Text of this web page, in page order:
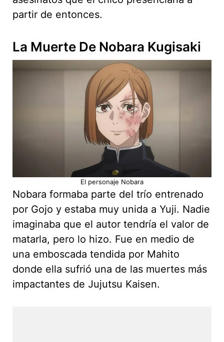
partir de entonces.
La Muerte De Nobara Kugisaki
El personaje Nobara
Nobara formaba parte del trío entrenado
por Gojo y estaba muy unida a Yuji. Nadie
imaginaba que el autor tendría el valor de
matarla, pero lo hizo. Fue en medio de
una emboscada tendida por Mahito
donde ella sufrió una de las muertes más
impactantes de Jujutsu Kaisen.